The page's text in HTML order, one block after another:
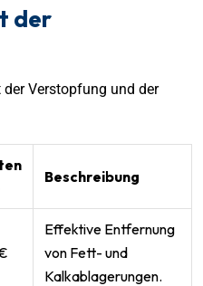
der
der Verstopfung und der
Beschreibung
Effektive Entfernung
von Fett- und
Kalkablagerungen.